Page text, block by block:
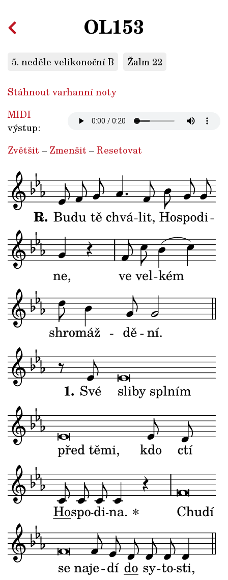
OL153
5. neděle velikonoční B Žalm 22
Stáhnout varhanní noty
MIDI
výstup:
Zvětšit – Zmenšit –Resetovat